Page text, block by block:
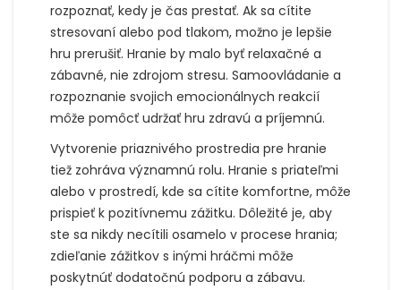
rozpoznať, kedy je čas prestať. Ak sa cítite
stresovaní alebo pod tlakom, možno je lepšie
hru prerušiť. Hranie by malo byť relaxačné a
zábavné, nie zdrojom stresu. Samoovládanie a
rozpoznanie svojich emocionálnych reakcií
môže pomôcť udržať hru zdravú a príjemnú.
Vytvorenie priaznivého prostredia pre hranie
tiež zohráva významnú rolu. Hranie s priateľmi
alebo v prostredí, kde sa cítite komfortne, môže
prispieť k pozitívnemu zážitku. Dôležité je, aby
ste sa nikdy necítili osamelo v procese hrania;
zdieľanie zážitkov s inými hráčmi môže
poskytnúť dodatočnú podporu a zábavu.